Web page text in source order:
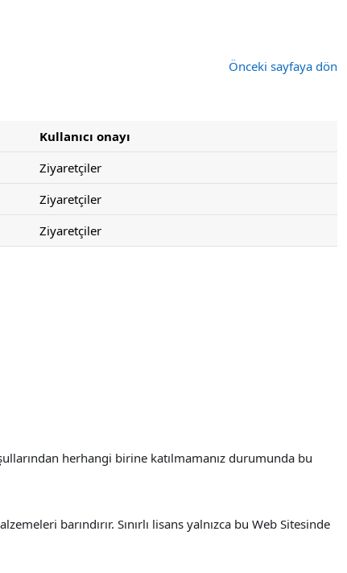
Önceki sayfaya dön
Kullanıcı onayı
Ziyaretçiler
Ziyaretçiler
Ziyaretçiler
herhangi birine katılmamanız durumunda bu
barındırır. Sınırlı lisans yalnızca bu Web Sitesinde